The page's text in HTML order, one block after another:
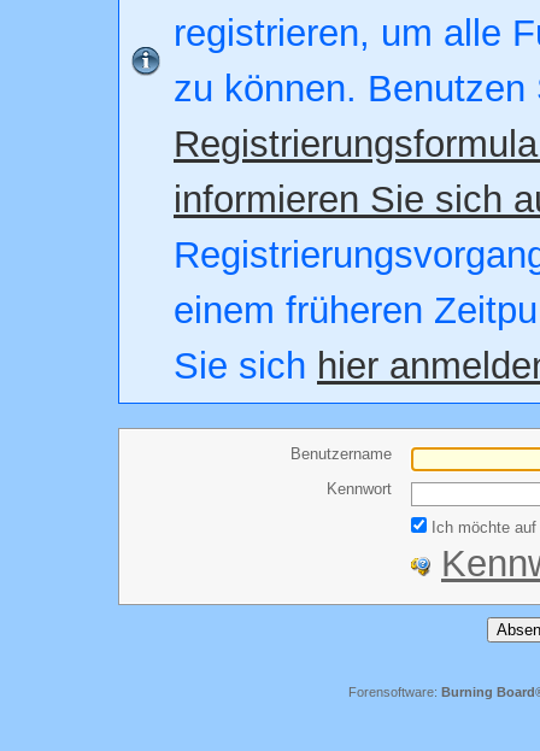
registrieren, um alle
zu können. Benutzen
informieren Sie sich
einem früheren
Sie sich hier
Benutzername
Kennwort
Ich möchte
Forensoftware: Burning